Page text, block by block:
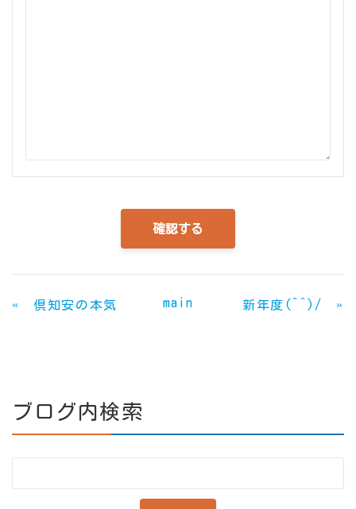
« 倶知安の本気 main 新年度(^^)/ »
ブログ内検索